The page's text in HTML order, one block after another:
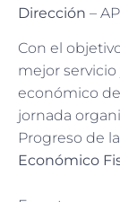
Dirección –
Con el
mejor
económico
jornada
Progreso de
Económico